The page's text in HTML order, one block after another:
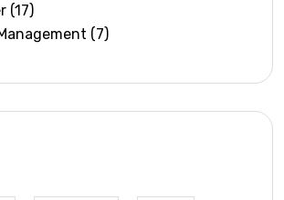
(17)
(7)